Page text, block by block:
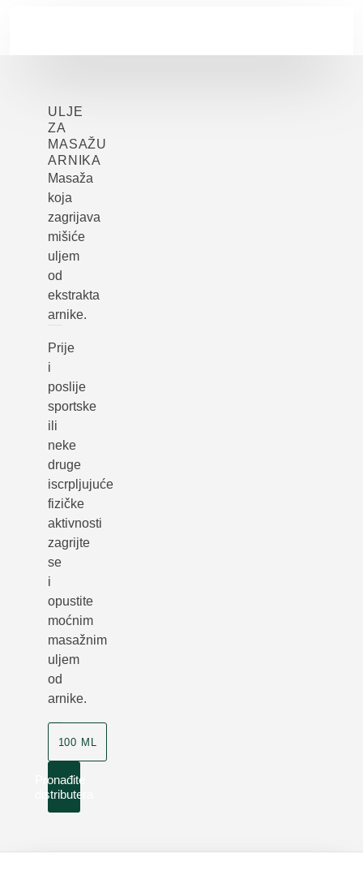
ULJE
ZA
MASAŽU
ARNIKA
Masaža
koja
zagrijava
mišiće
uljem
od
ekstrakta
arnike.
Prije
i
poslije
sportske
ili
neke
druge
iscrpljujuće
fizičke
aktivnosti
zagrijte
se
i
opustite
moćnim
masažnim
uljem
od
arnike.
100 ML
Pronađite
distributera